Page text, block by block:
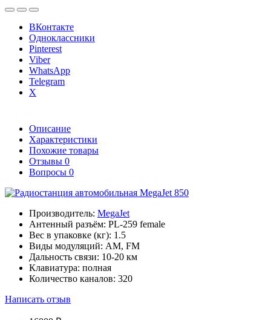
ВКонтакте
Одноклассники
Pinterest
Viber
WhatsApp
Telegram
X
Описание
Характеристики
Похожие товары
Отзывы 0
Вопросы 0
Производитель: MegaJet
Антенный разъём: PL-259 female
Вес в упаковке (кг): 1.5
Виды модуляций: AM, FM
Дальность связи: 10-20 км
Клавиатура: полная
Количество каналов: 320
Написать отзыв